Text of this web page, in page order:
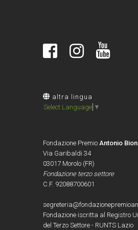
altra lingua
Select Language ▼
Fondazione Premio Antonio
Via Garibaldi 34
03017 Morolo (FR)
Fondazione terzo settore
C.F. 92088700601
Fondazione iscritta al Registro
del Terzo Settore - RUNTS Lazio